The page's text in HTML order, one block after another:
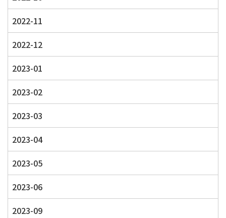
2022-11
2022-12
2023-01
2023-02
2023-03
2023-04
2023-05
2023-06
2023-09